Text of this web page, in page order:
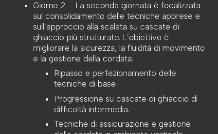
Giorno 2 – La seconda giornata è focalizzata
sul consolidamento delle tecniche apprese e
sull’approccio alla scalata su cascate di
ghiaccio più strutturate. L’obiettivo è
migliorare la sicurezza, la fluidità di movimento
e la gestione della cordata.
Ripasso e perfezionamento delle
tecniche di base.
Progressione su cascate di ghiaccio di
difficoltà intermedia.
Tecniche di assicurazione e gestione